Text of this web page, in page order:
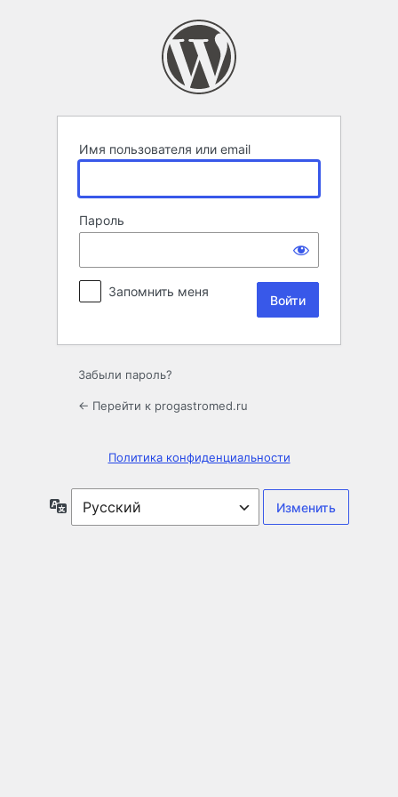
Имя пользователя или email
Пароль
Запомнить меня
Забыли пароль?
← Перейти к progastromed.ru
Политика конфиденциальности
Язык